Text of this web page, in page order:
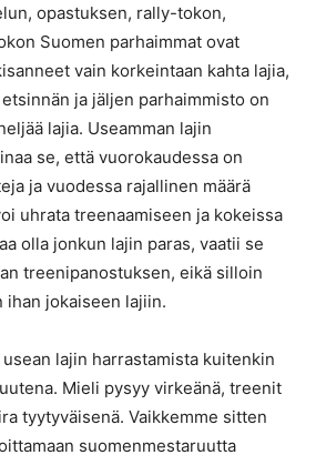
opastuksen, rally-tokon,
Suomen parhaimmat ovat
vain korkeintaan kahta lajia,
ja jäljen parhaimmisto on
lajia. Useamman lajin
se, että vuorokaudessa on
ja vuodessa rajallinen määrä
uhrata treenaamiseen ja kokeissa
olla jonkun lajin paras, vaatii se
treenipanostuksen, eikä silloin
ihan jokaiseen lajiin.
lajin harrastamista kuitenkin
Mieli pysyy virkeänä, treenit
tyytyväisenä. Vaikkemme sitten
suomenmestaruutta